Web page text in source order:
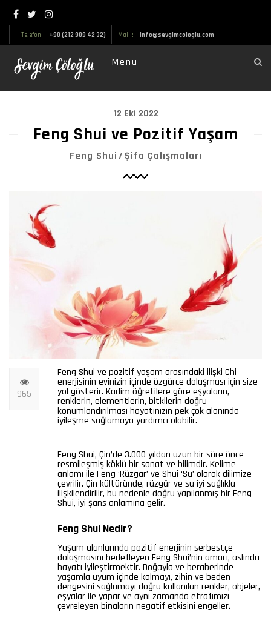
Telefon: +90 (212 909 42 32) Mail : info@sevgimcologlu.com
Menu
12 Eki 2022
Feng Shui ve Pozitif Yaşam
Feng Shui Şifa Çalışmaları
Feng Shui ve pozitif yaşam arasındaki ilişki Chi
enerjisinin evinizin içinde özgürce dolaşması için size
yol gösterir. Kadim öğretilere göre eşyaların,
renklerin, elementlerin, bitkilerin doğru
konumlandırılması hayatınızın pek çok alanında
iyileşme sağlamaya yardımcı olabilir.
Feng Shui, Çin’de 3.000 yıldan uzun bir süre önce
resmileşmiş köklü bir sanat ve bilimdir. Kelime
anlamı ile Feng ‘Rüzgar’ ve Shui ‘Su’ olarak dilimize
çevrilir. Çin kültüründe, rüzgâr ve su iyi sağlıkla
ilişkilendirilir, bu nedenle doğru yapılanmış bir Feng
Shui, iyi şans anlamına gelir.
Feng Shui Nedir?
Yaşam alanlarında pozitif enerjinin serbestçe
dolaşmasını hedefleyen Feng Shui’nin amacı, aslında
hayatı iyileştirmektir. Doğayla ve beraberinde
yaşamla uyum içinde kalmayı, zihin ve beden
dengesini sağlamayı doğru kullanılan renkler, objeler,
eşyalar ile yapar ve aynı zamanda etrafımızı
çevreleyen binaların negatif etkisini engeller.
965